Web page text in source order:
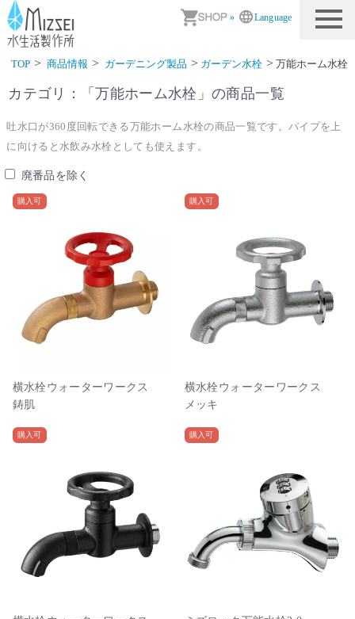
» Language
商品情報｜水生活製作所
TOP 商品情報 ガーデニング製品 ガーデン水栓 万能ホーム水栓
カテゴリ：「万能ホーム水栓 」の商品一覧
吐水口が360度回転できる万能ホーム水栓の商品一覧です。パイプを上
に向けると水飲み水栓としても使えます。
廃番品を除く
購入可
横水栓ウォーターワークス
鋳肌
購入可
横水栓ウォーターワークス
メッキ
購入可 購入可